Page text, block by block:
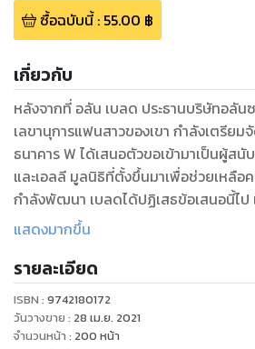
ซื้อฉบับนี้: 55.00 ฿
เกี่ยวกับ
หลังจากที่ อลัน เบลด ประธานบริษัทอลั
เลขานุการแฟนสาวของเขา กำลังเตรีย
ธนาคาร W ได้เสนอตัวขอเข้ามาเป็นผู้ส
และเอลลี มูลนิธิที่ตั้งขึ้นมาเพื่อช่วยเหลือ
กำลังพัฒนา เบลดได้ปฏิเสธข้อเสนอนี้ไป
กำลังมีข่าวฉาวโฉ่ออกมาอย่างต่อเนื่อง เพื่
ธนาคาร W เคยเข้าไปช่วยให้เวชภัณฑ์และ
เกิดเรื่องตามมาเพื่อให้ความจริงเปิดเผย
เริ่มขึ้น!!
แสดงมากขึ้น
รายละเอียด
ISBN : 9742180172
วันวางขาย : 28 เม.ย. 2021
จำนวนหน้า : 200 หน้า